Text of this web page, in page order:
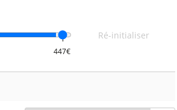
Ré-initialiser